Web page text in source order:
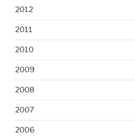
2012
2011
2010
2009
2008
2007
2006